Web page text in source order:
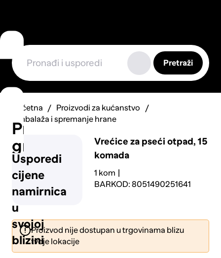
Usporedi
cijene
namirnica
u
svojoj
blizini
Prijavi
grešku
Pretraži
Početna
Proizvodi za kućanstvo
Ambalaža i spremanje hrane
Vrećice za pseći otpad, 15
komada
1 kom
BARKOD: 8051490251641
Proizvod nije dostupan u trgovinama blizu
tvoje lokacije